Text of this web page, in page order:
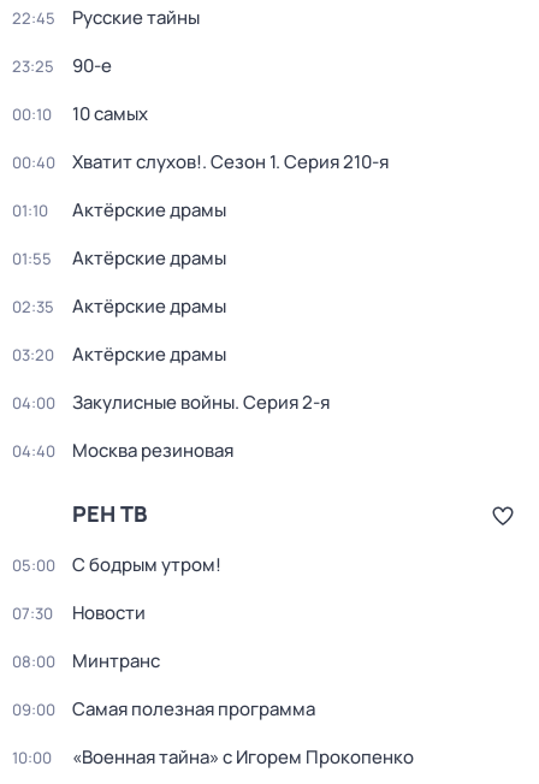
22:45 Русские тайны
23:25 90-е
00:10 10 самых
00:40 Хватит слухов!. Сезон 1. Серия 210-я
01:10 Актёрские драмы
01:55 Актёрские драмы
02:35 Актёрские драмы
03:20 Актёрские драмы
04:00 Закулисные войны. Серия 2-я
04:40 Москва резиновая
РЕН ТВ
05:00 С бодрым утром!
07:30 Новости
08:00 Минтранс
09:00 Самая полезная программа
10:00 «Военная тайна» с Игорем Прокопенко